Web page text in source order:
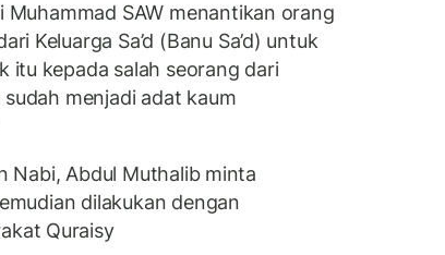
Muhammad SAW menantikan orang
Keluarga Sa’d (Banu Sa’d) untuk
itu kepada salah seorang dari
menjadi adat kaum
Nabi, Abdul Muthalib minta
dilakukan dengan
Quraisy